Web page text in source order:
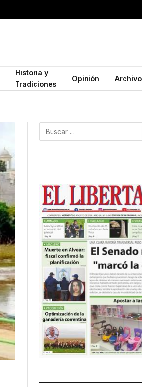
Historia y
Tradiciones
Opinión Archivo